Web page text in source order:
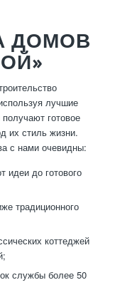
ДОМОВ
лучшие
готовое
их стиль жизни.
с нами очевидны:
до готового
традиционного
коттеджей
службы более 50